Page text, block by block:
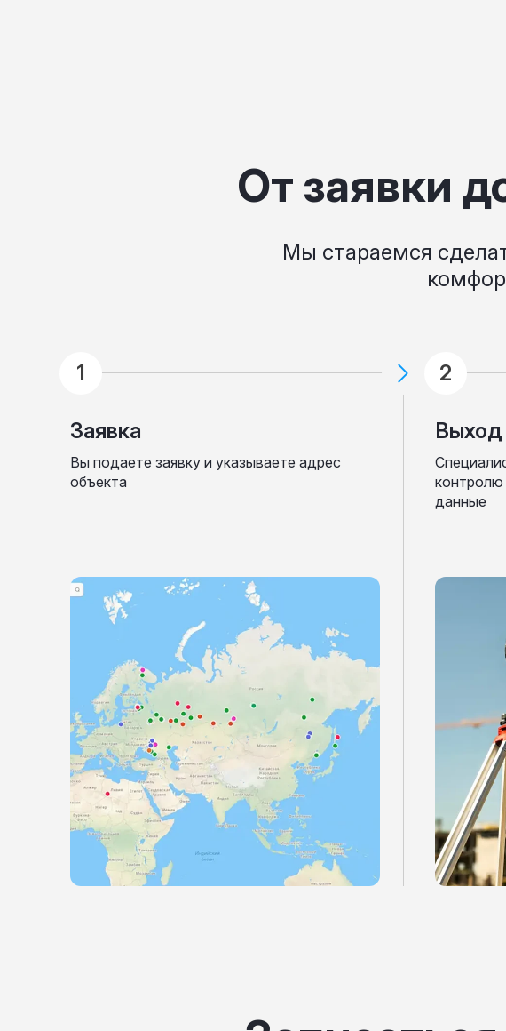
От заявки
Мы стараемся
Заявка
Вы подаете заявку и указываете адрес
объекта
Выход
данные